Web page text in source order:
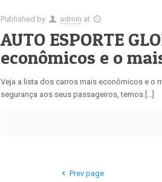
Published by admin at
AUTO ESPORTE
econômicos e o
Veja a lista dos carros mais econômicos e o
segurança aos seus passageiros, temos […]
Prev page